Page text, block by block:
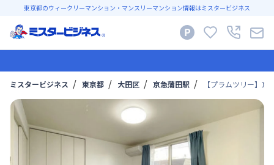
東京都のウィークリーマンション・マンスリーマンション情報はミスタービジネス
ミスタービジネス 東京都 大田区 京急蒲田駅 【プラムツリー】